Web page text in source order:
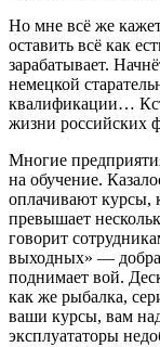
Но мне всё же
оставить всё как
зарабатывает.
немецкой
квалификации…
жизни российских
Многие
на обучение.
оплачивают курсы,
превышает
говорит
выходных» —
поднимает вой.
как же рыбалка,
ваши курсы, вам
эксплуататоры